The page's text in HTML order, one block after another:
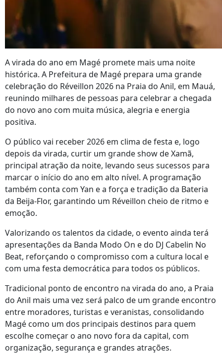
A virada do ano em Magé promete mais uma noite
histórica. A Prefeitura de Magé prepara uma grande
celebração do Réveillon 2026 na Praia do Anil, em Mauá,
reunindo milhares de pessoas para celebrar a chegada
do novo ano com muita música, alegria e energia
positiva.
O público vai receber 2026 em clima de festa e, logo
depois da virada, curtir um grande show de Xamã,
principal atração da noite, levando seus sucessos para
marcar o início do ano em alto nível. A programação
também conta com Yan e a força e tradição da Bateria
da Beija-Flor, garantindo um Réveillon cheio de ritmo e
emoção.
Valorizando os talentos da cidade, o evento ainda terá
apresentações da Banda Modo On e do DJ Cabelin No
Beat, reforçando o compromisso com a cultura local e
com uma festa democrática para todos os públicos.
Tradicional ponto de encontro na virada do ano, a Praia
do Anil mais uma vez será palco de um grande encontro
entre moradores, turistas e veranistas, consolidando
Magé como um dos principais destinos para quem
escolhe começar o ano novo fora da capital, com
organização, segurança e grandes atrações.